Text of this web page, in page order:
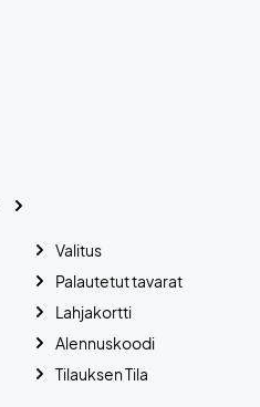
Valitus
Palautetut tavarat
Lahjakortti
Alennuskoodi
Tilauksen Tila